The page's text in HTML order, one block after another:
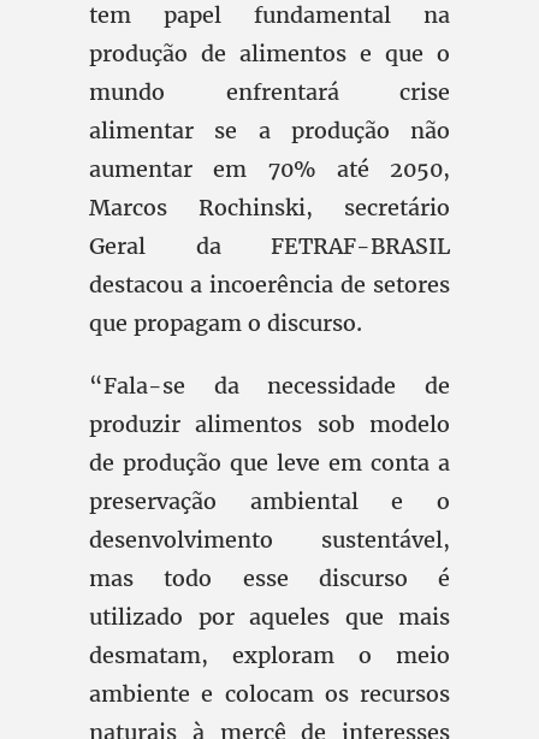
tem papel fundamental na
produção de alimentos e que o
mundo enfrentará crise
alimentar se a produção não
aumentar em 70% até 2050,
Marcos Rochinski, secretário
Geral da FETRAF-BRASIL
destacou a incoerência de setores
que propagam o discurso.
“Fala-se da necessidade de
produzir alimentos sob modelo
de produção que leve em conta a
preservação ambiental e o
desenvolvimento sustentável,
mas todo esse discurso é
utilizado por aqueles que mais
desmatam, exploram o meio
ambiente e colocam os recursos
naturais à mercê de interesses